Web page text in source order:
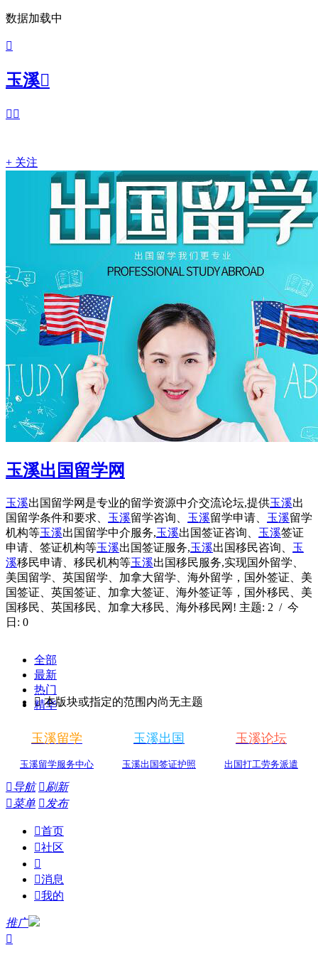
数据加载中

玉溪
 
+ 关注
玉溪出国留学网
玉溪出国留学网是专业的留学资源中介交流论坛,提供玉溪出
国留学条件和要求、 玉溪留学咨询、 玉溪留学申请、 玉溪留学
机构等玉溪出国留学中介服务,玉溪出国签证咨询、 玉溪签证
申请、签证机构等玉溪出国签证服务,玉溪出国移民咨询、 玉
溪移民申请、移民机构等玉溪出国移民服务,实现国外留学、
美国留学、英国留学、加拿大留学、海外留学，国外签证、美
国签证、英国签证、加拿大签证、海外签证等，国外移民、美
国移民、英国移民、加拿大移民、海外移民网! 主题: 2 / 今
日: 0
全部
最新
热门
精华
 本版块或指定的范围内尚无主题
玉溪留学
玉溪留学服务中心
玉溪出国
玉溪出国签证护照
玉溪论坛
出国打工劳务派遣
导航 刷新
菜单 发布
首页
社区

消息
我的
推广
